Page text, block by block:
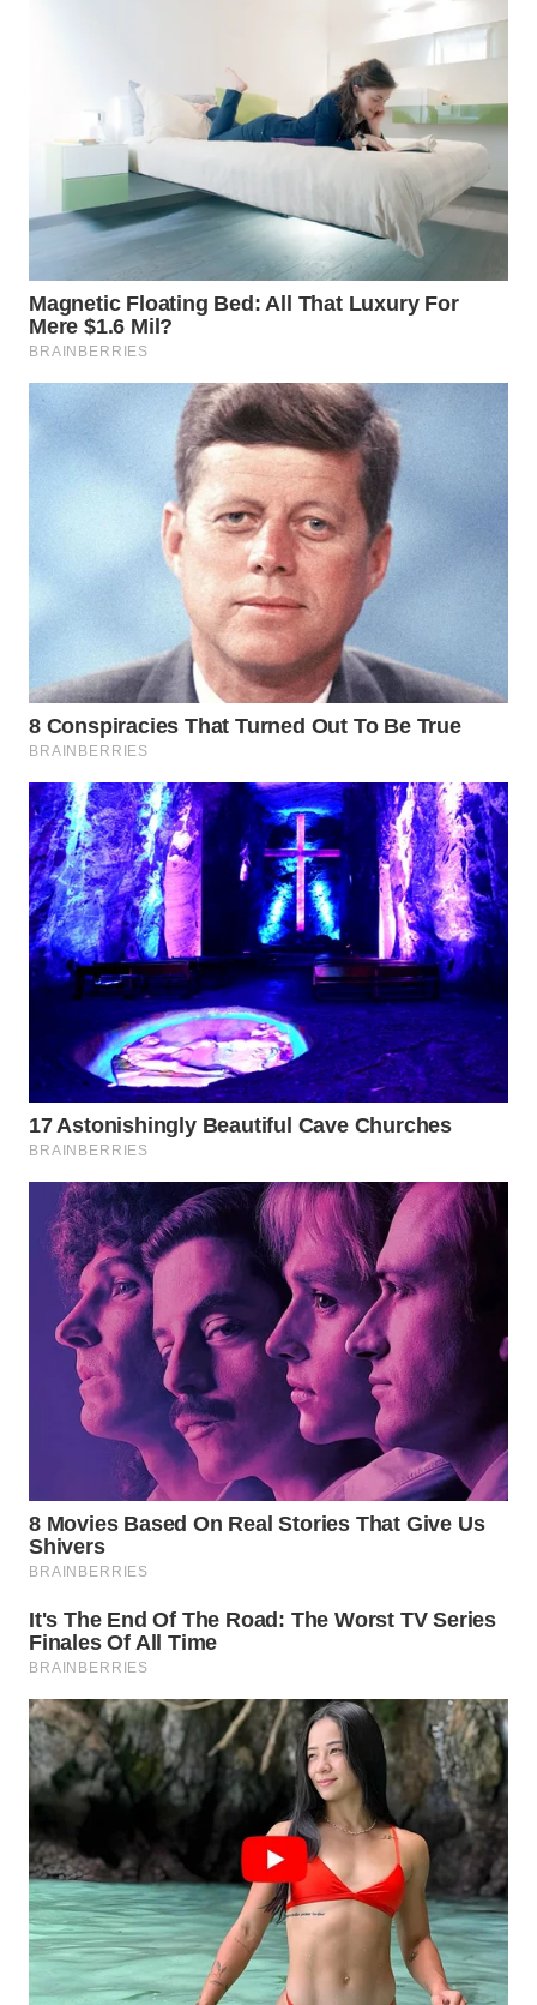
KARAWANG
WN
BOGOR
TAPANULI
UTARA
WN
SAMOSIR
WN
PADANG
LAWAS
WN
SUMEDANG
WN
CIANJUR
WN
KEPULAUAN
SERIBU
WN
TANGERANG
WN
BINJAI
WN
CIREBON
INDRAMAYU
WN
WN
WN
SUBANG
SUKABUMI
WN
PURWAKARTA